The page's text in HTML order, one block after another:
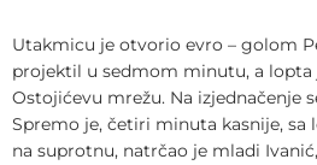
Utakmicu je otvorio evro – golom
projektil u sedmom minutu, a lopta
Ostojićevu mrežu. Na izjednačenje
Spremo je, četiri minuta kasnije, sa
na suprotnu, natrčao je mladi